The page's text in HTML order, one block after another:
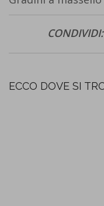
CONDIVIDI:
ECCO DOVE SI